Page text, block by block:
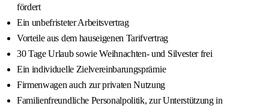
fördert
Ein unbefristeter Arbeitsvertrag
Vorteile aus dem hauseigenen Tarifvertrag
30 Tage Urlaub sowie Weihnachten- und Silvester frei
Ein individuelle Zielvereinbarungsprämie
Firmenwagen auch zur privaten Nutzung
Familienfreundliche Personalpolitik, zur Unterstützung in